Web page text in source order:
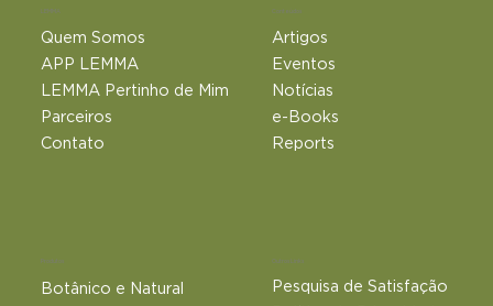
Quem Somos
APP LEMMA
LEMMA Pertinho de Mim
Parceiros
Contato
Conteúdos
Artigos
Eventos
Notícias
e-Books
Reports
Produtos
Botânico e Natural​
Outros Links
Pesquisa de Satisfação